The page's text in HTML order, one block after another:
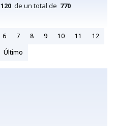
120 de un total de 770
6 7 8 9 10 11
12
Último